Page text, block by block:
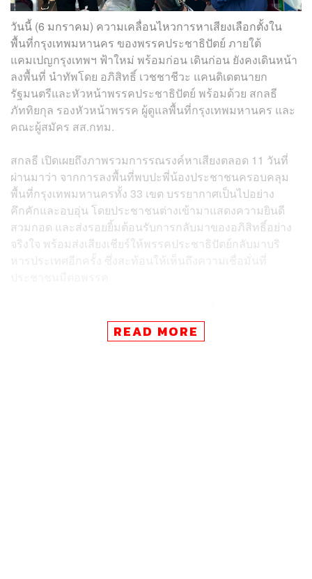
วันนี้ (6 มกราคม) ความเคลื่อนไหวการหาเสียงเลือกตั้งใน
พื้นที่กรุงเทพมหานคร ของพรรคประชาธิปัตย์ ภายใต้
แคมเปญกรุงเทพฯ ฟ้าใหม่ พร้อมก่อน เดินก่อน ยังคงเดินหน้า
ลงพื้นที่ นำทัพโดย อภิสิทธิ์ เวชชาชีวะ แคนดิเดตนายก
รัฐมนตรีและหัวหน้าพรรคประชาธิปัตย์ พร้อมด้วย สกลธี
ภัททิยกุล รองหัวหน้าพรรค ผู้ดูแลพื้นที่กรุงเทพมหานคร และ
คณะผู้สมัคร สส.กทม.
สกลธี เปิดเผยถึงภาพรวมการรณรงค์หาเสียงตลอด 11 วันที่
ผ่านมาว่า จากการลงพื้นที่พบปะพี่น้องประชาชนครอบคลุม
พื้นที่กรุงเทพมหานครทั้ง 33 เขต บรรยากาศเป็นไปอย่าง
คึกคักและอบอุ่น โดยประชาชนต่างเข้ามาแสดงความยินดี
สวมกอด และส่งรอยยิ้มต้อนรับการกลับมาของอภิสิทธิ์อย่าง
จริงใจ พร้อมส่งเสียงเชียร์ให้พรรคประชาธิปัตย์กลับมาบริ
หารประเทศอีกครั้ง ซึ่งสะท้อนให้เห็นถึงความเชื่อมั่นที่
การกลับมาของท่านหัวหน้าพรรคอภิสิทธิ์ และนอกจากฐาน
เสียงแฟนคลับเดิมที่ยาวนานจะกลับมาให้การสนับสนุนแล้ว
READ MORE